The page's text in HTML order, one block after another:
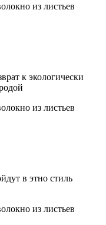
из листьев
к экологически
из листьев
в этно стиль
из листьев